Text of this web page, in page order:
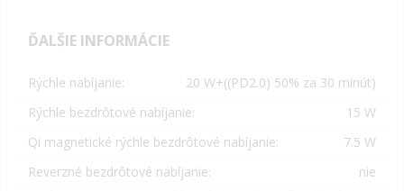
ĎALŠIE INFORMÁCIE
Rýchle nabíjanie:
20 W+((PD2.0) 50% za 30 minút)
Rýchle bezdrôtové nabíjanie:
15 W
Qi magnetické rýchle bezdrôtové nabíjanie:
7.5 W
Reverzné bezdrôtové nabíjanie:
nie